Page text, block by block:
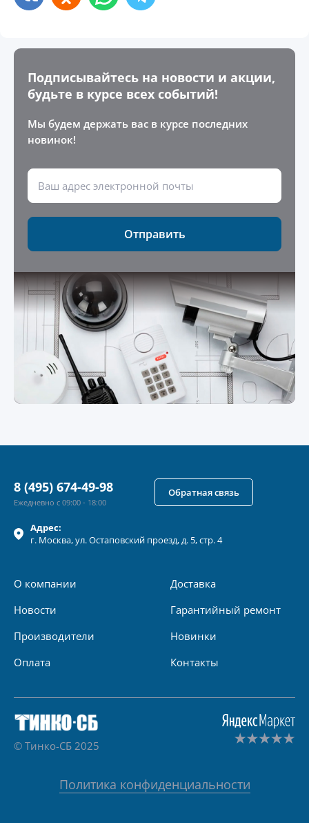
Подписывайтесь на новости и акции,
будьте в курсе всех событий!
Мы будем держать вас в курсе последних
новинок!
Отправить
Адрес:
г. Москва, ул.Остаповский проезд, д. 5, стр. 4
О компании
Новости
Производители
Оплата
Доставка
Гарантийный ремонт
Новинки
Контакты
8 (495) 674-49-98
Ежедневно с 09:00 - 18:00
Обратная связь
© Тинко-СБ 2025
Политика конфиденциальности